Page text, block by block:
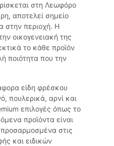
στη Λεωφόρο
αποτελεί σημείο
στην περιοχή. Η
οικογενειακή της
το κάθε προϊόν
ποιότητα που την
είδη φρέσκου
πουλερικά, αρνί και
επιλογές όπως το
προϊόντα είναι
στις
και ειδικών